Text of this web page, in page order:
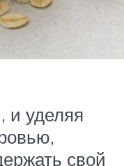
и уделяя
свой